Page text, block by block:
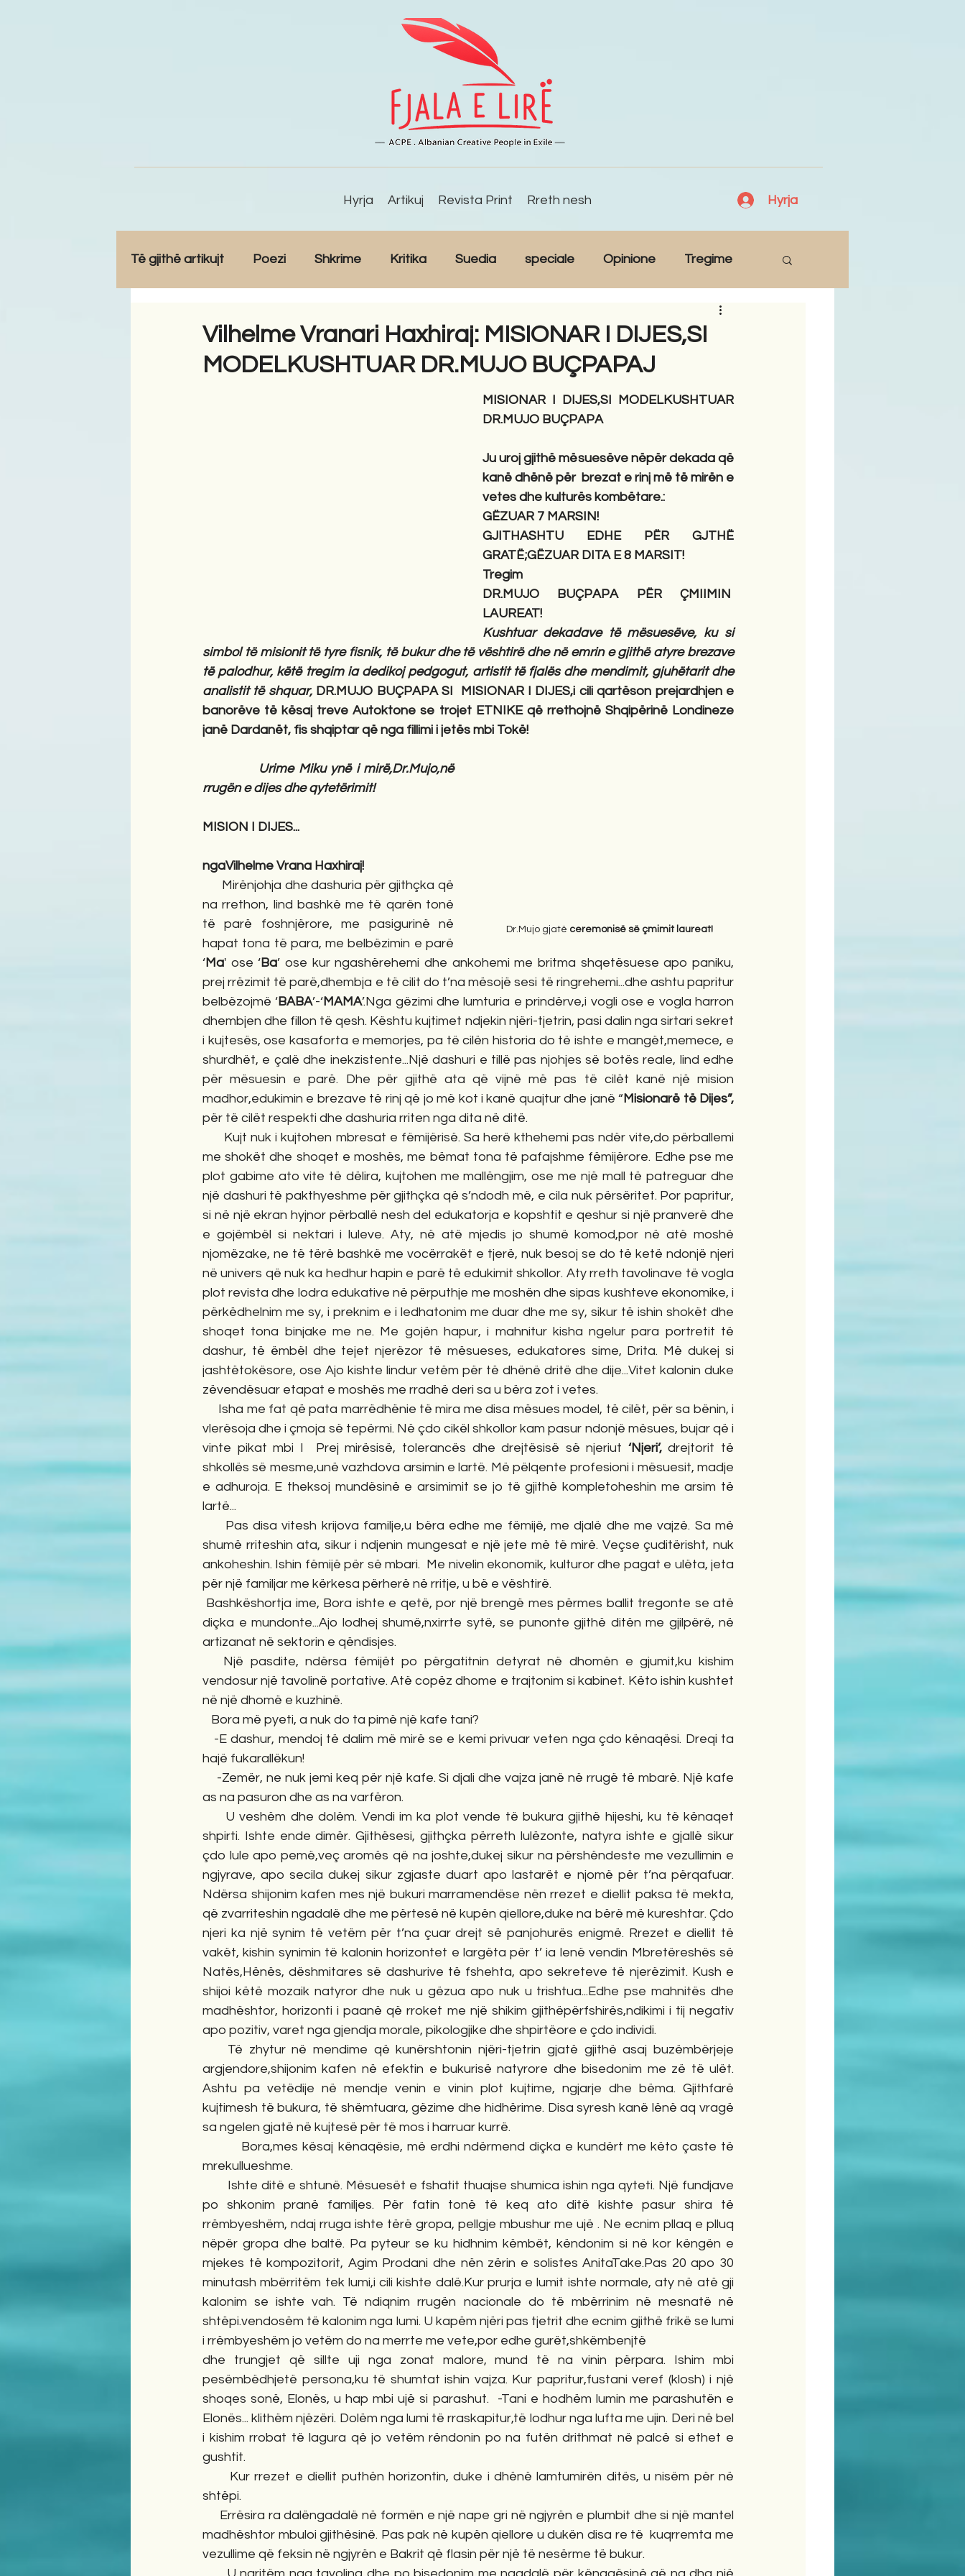
Hyrja Artikuj Revista Print Rreth nesh Hyrja
Të gjithë artikujt Poezi Shkrime Kritika Suedia speciale Opinione Tregime
Vilhelme Vranari Haxhiraj: MISIONAR I DIJES,SI
MODELKUSHTUAR DR.MUJO BUÇPAPAJ
MISIONAR I DIJES,SI MODELKUSHTUAR
DR.MUJO BUÇPAPA
Ju uroj gjithë mësuesëve nëpër dekada që
kanë dhënë për  brezat e rinj më të mirën e
vetes dhe kulturës kombëtare.:
GËZUAR 7 MARSIN!
GJITHASHTU EDHE PËR GJTHË
GRATË;GËZUAR DITA E 8 MARSIT!
Tregim
DR.MUJO BUÇPAPA PËR ÇMIIMIN
LAUREAT!
Kushtuar dekadave të mësuesëve, ku si
simbol të misionit të tyre fisnik, të bukur dhe të vështirë dhe në emrin e gjithë atyre brezave
të palodhur, këtë tregim ia dedikoj pedgogut, artistit të fjalës dhe mendimit, gjuhëtarit dhe
analistit të shquar, DR.MUJO BUÇPAPA SI  MISIONAR I DIJES,i cili qartëson prejardhjen e
banorëve të kësaj treve Autoktone se trojet ETNIKE që rrethojnë Shqipërinë Londineze
janë Dardanët, fis shqiptar që nga fillimi i jetës mbi Tokë!
Dr.Mujo gjatë ceremonisë së çmimit laureat!
Urime Miku ynë i mirë,Dr.Mujo,në
rrugën e dijes dhe qytetërimit!
MISION I DIJES...
ngaVilhelme Vrana Haxhiraj!
Mirënjohja dhe dashuria për gjithçka që
na rrethon, lind bashkë me të qarën tonë
të parë foshnjërore, me pasigurinë në
hapat tona të para, me belbëzimin e parë
‘Ma' ose ‘Ba’ ose kur ngashërehemi dhe ankohemi me britma shqetësuese apo paniku,
prej rrëzimit të parë,dhembja e të cilit do t’na mësojë sesi të ringrehemi...dhe ashtu papritur
belbëzojmë ‘BABA’-‘MAMA’.Nga gëzimi dhe lumturia e prindërve,i vogli ose e vogla harron
dhembjen dhe fillon të qesh. Kështu kujtimet ndjekin njëri-tjetrin, pasi dalin nga sirtari sekret
i kujtesës, ose kasaforta e memorjes, pa të cilën historia do të ishte e mangët,memece, e
shurdhët, e çalë dhe inekzistente...Një dashuri e tillë pas njohjes së botës reale, lind edhe
për mësuesin e parë. Dhe për gjithë ata që vijnë më pas të cilët kanë një mision
madhor,edukimin e brezave të rinj që jo më kot i kanë quajtur dhe janë “
për të cilët respekti dhe dashuria rriten nga dita në ditë.
Kujt nuk i kujtohen mbresat e fëmijërisë. Sa herë kthehemi pas ndër vite,do përballemi
me shokët dhe shoqet e moshës, me bëmat tona të pafajshme fëmijërore. Edhe pse me
plot gabime ato vite të dëlira, kujtohen me mallëngjim, ose me një mall të patreguar dhe
një dashuri të pakthyeshme për gjithçka që s’ndodh më, e cila nuk përsëritet. Por papritur,
si në një ekran hyjnor përballë nesh del edukatorja e kopshtit e qeshur si një pranverë dhe
e gojëmbël si nektari i luleve. Aty, në atë mjedis jo shumë komod,por në atë moshë
njomëzake, ne të tërë bashkë me vocërrakët e tjerë, nuk besoj se do të ketë ndonjë njeri
në univers që nuk ka hedhur hapin e parë të edukimit shkollor. Aty rreth tavolinave të vogla
plot revista dhe lodra edukative në përputhje me moshën dhe sipas kushteve ekonomike, i
përkëdhelnim me sy, i preknim e i ledhatonim me duar dhe me sy, sikur të ishin shokët dhe
shoqet tona binjake me ne. Me gojën hapur, i mahnitur kisha ngelur para portretit të
dashur, të ëmbël dhe tejet njerëzor të mësueses, edukatores sime, Drita. Më dukej si
jashtëtokësore, ose Ajo kishte lindur vetëm për të dhënë dritë dhe dije...Vitet kalonin duke
zëvendësuar etapat e moshës me rradhë deri sa u bëra zot i vetes.
Isha me fat që pata marrëdhënie të mira me disa mësues model, të cilët, për sa bënin, i
vlerësoja dhe i çmoja së tepërmi. Në çdo cikël shkollor kam pasur ndonjë mësues, bujar që i
vinte pikat mbi I  Prej mirësisë, tolerancës dhe drejtësisë së njeriut ‘Njeri’, drejtorit të
shkollës së mesme,unë vazhdova arsimin e lartë. Më pëlqente profesioni i mësuesit, madje
e adhuroja. E theksoj mundësinë e arsimimit se jo të gjithë kompletoheshin me arsim të
lartë...
Pas disa vitesh krijova familje,u bëra edhe me fëmijë, me djalë dhe me vajzë. Sa më
shumë rriteshin ata, sikur i ndjenin mungesat e një jete më të mirë. Veçse çuditërisht, nuk
ankoheshin. Ishin fëmijë për së mbari.  Me nivelin ekonomik, kulturor dhe pagat e ulëta, jeta
për një familjar me kërkesa përherë në rritje, u bë e vështirë.
Bashkëshortja ime, Bora ishte e qetë, por një brengë mes përmes ballit tregonte se atë
diçka e mundonte...Ajo lodhej shumë,nxirrte sytë, se punonte gjithë ditën me gjilpërë, në
artizanat në sektorin e qëndisjes.
Një pasdite, ndërsa fëmijët po përgatitnin detyrat në dhomën e gjumit,ku kishim
vendosur një tavolinë portative. Atë copëz dhome e trajtonim si kabinet. Këto ishin kushtet
në një dhomë e kuzhinë.
Bora më pyeti, a nuk do ta pimë një kafe tani?
-E dashur, mendoj të dalim më mirë se e kemi privuar veten nga çdo kënaqësi. Dreqi ta
hajë fukarallëkun!
-Zemër, ne nuk jemi keq për një kafe. Si djali dhe vajza janë në rrugë të mbarë. Një kafe
as na pasuron dhe as na varfëron.
U veshëm dhe dolëm. Vendi im ka plot vende të bukura gjithë hijeshi, ku të kënaqet
shpirti. Ishte ende dimër. Gjithësesi, gjithçka përreth lulëzonte, natyra ishte e gjallë sikur
çdo lule apo pemë,veç aromës që na joshte,dukej sikur na përshëndeste me vezullimin e
ngjyrave, apo secila dukej sikur zgjaste duart apo lastarët e njomë për t’na përqafuar.
Ndërsa shijonim kafen mes një bukuri marramendëse nën rrezet e diellit paksa të mekta,
që zvarriteshin ngadalë dhe me përtesë në kupën qiellore,duke na bërë më kureshtar. Çdo
njeri ka një synim të vetëm për t’na çuar drejt së panjohurës enigmë. Rrezet e diellit të
vakët, kishin synimin të kalonin horizontet e largëta për t’ ia lenë vendin Mbretëreshës së
Natës,Hënës, dëshmitares së dashurive të fshehta, apo sekreteve të njerëzimit. Kush e
shijoi këtë mozaik natyror dhe nuk u gëzua apo nuk u trishtua...Edhe pse mahnitës dhe
madhështor, horizonti i paanë që rroket me një shikim gjithëpërfshirës,ndikimi i tij negativ
apo pozitiv, varet nga gjendja morale, pikologjike dhe shpirtëore e çdo individi.
Të zhytur në mendime që kunërshtonin njëri-tjetrin gjatë gjithë asaj buzëmbërjeje
argjendore,shijonim kafen në efektin e bukurisë natyrore dhe bisedonim me zë të ulët.
Ashtu pa vetëdije në mendje venin e vinin plot kujtime, ngjarje dhe bëma. Gjithfarë
kujtimesh të bukura, të shëmtuara, gëzime dhe hidhërime. Disa syresh kanë lënë aq vragë
sa ngelen gjatë në kujtesë për të mos i harruar kurrë.
Bora,mes kësaj kënaqësie, më erdhi ndërmend diçka e kundërt me këto çaste të
mrekullueshme.
Ishte ditë e shtunë. Mësuesët e fshatit thuajse shumica ishin nga qyteti. Një fundjave
po shkonim pranë familjes. Për fatin tonë të keq ato ditë kishte pasur shira të
rrëmbyeshëm, ndaj rruga ishte tërë gropa, pellgje mbushur me ujë . Ne ecnim pllaq e plluq
nëpër gropa dhe baltë. Pa pyteur se ku hidhnim këmbët, këndonim si në kor këngën e
mjekes të kompozitorit, Agim Prodani dhe nën zërin e solistes AnitaTake.Pas 20 apo 30
minutash mbërritëm tek lumi,i cili kishte dalë.Kur prurja e lumit ishte normale, aty në atë gji
kalonim se ishte vah. Të ndiqnim rrugën nacionale do të mbërrinim në mesnatë në
shtëpi.vendosëm të kalonim nga lumi. U kapëm njëri pas tjetrit dhe ecnim gjithë frikë se lumi
i rrëmbyeshëm jo vetëm do na merrte me vete,por edhe gurët,shkëmbenjtë
dhe trungjet që sillte uji nga zonat malore, mund të na vinin përpara. Ishim mbi
pesëmbëdhjetë persona,ku të shumtat ishin vajza. Kur papritur,fustani veref (klosh) i një
shoqes sonë, Elonës, u hap mbi ujë si parashut.  -Tani e hodhëm lumin me parashutën e
Elonës... klithëm njëzëri. Dolëm nga lumi të rraskapitur,të lodhur nga lufta me ujin. Deri në bel
i kishim rrobat të lagura që jo vetëm rëndonin po na futën drithmat në palcë si ethet e
gushtit.
Kur rrezet e diellit puthën horizontin, duke i dhënë lamtumirën ditës, u nisëm për në
shtëpi.
Errësira ra dalëngadalë në formën e një nape gri në ngjyrën e plumbit dhe si një mantel
madhështor mbuloi gjithësinë. Pas pak në kupën qiellore u dukën disa re të  kuqrremta me
vezullime që feksin në ngjyrën e Bakrit që flasin për një të nesërme të bukur.